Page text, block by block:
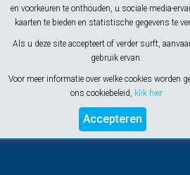
en voorkeuren te onthouden, u sociale media-
kaarten te bieden en statistische gegevens te
Als u deze site accepteert of verder surft,
gebruik ervan.
Voor meer informatie over welke cookies worden
ons cookiebeleid, klik hier
Accepteren